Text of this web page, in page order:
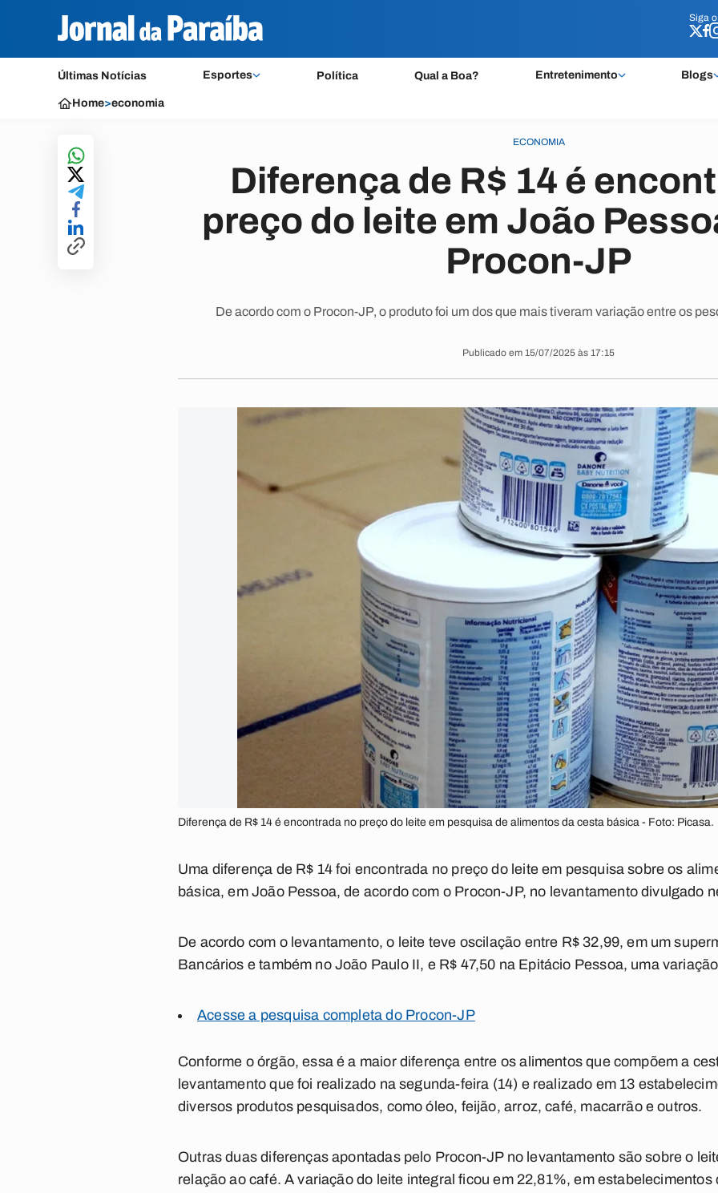
Siga o
Últimas Notícias Esportes Política Qual a Boa? Entretenimento Blogs
Siga o
Home>economia
ECONOMIA
Diferença de R$ 14 é
preço do leite em João
Procon-JP
De acordo com o Procon-JP, o produto foi um dos que mais tiveram variação entre os
Publicado em 15/07/2025 às 17:15
Diferença de R$ 14 é encontrada no preço do leite em pesquisa de alimentos da cesta básica - Foto: Picasa.
Uma diferença de R$ 14 foi encontrada no preço do leite em pesquisa sobre os
básica, em João Pessoa, de acordo com o Procon-JP, no levantamento divulgado
De acordo com o levantamento, o leite teve oscilação entre R$ 32,99, em um
Bancários e também no João Paulo II, e R$ 47,50 na Epitácio Pessoa, uma
Acesse a pesquisa completa do Procon-JP
Conforme o órgão, essa é a maior diferença entre os alimentos que compõem a
levantamento que foi realizado na segunda-feira (14) e realizado em 13
diversos produtos pesquisados, como óleo, feijão, arroz, café, macarrão e outros.
Outras duas diferenças apontadas pelo Procon-JP no levantamento são sobre o
relação ao café. A variação do leite integral ficou em 22,81%, em